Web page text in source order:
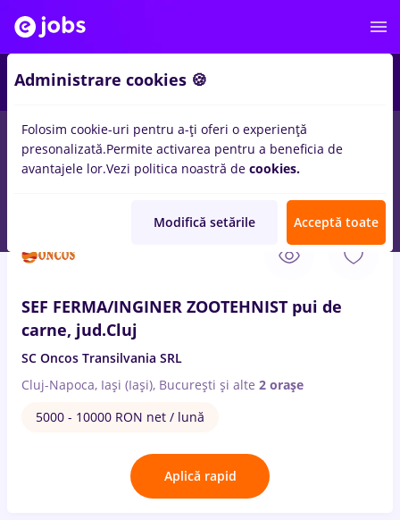
Salarii Full time Part time Fără experiență
SEF FERMA/INGINER ZOOTEHNIST pui de
carne, jud.Cluj
SC Oncos Transilvania SRL
Cluj-Napoca, Iași (Iași), București și alte 2 orașe
5000 - 10000 RON net / lună
Aplică rapid
Administrare cookies 🍪
Folosim cookie-uri pentru a-ți oferi o experiență
presonalizată.Permite activarea pentru a beneficia de
avantajele lor.Vezi politica noastră de cookies.
Modifică setările Acceptă toate